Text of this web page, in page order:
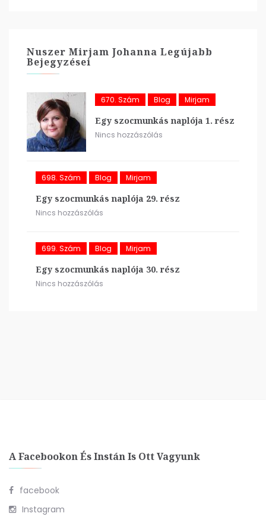
Nuszer Mirjam Johanna Legújabb
Bejegyzései
670. Szám Blog Mirjam
Egy szocmunkás naplója 1. rész
Nincs hozzászólás
698. Szám Blog Mirjam
Egy szocmunkás naplója 29. rész
Nincs hozzászólás
699. Szám Blog Mirjam
Egy szocmunkás naplója 30. rész
Nincs hozzászólás
A Facebookon És Instán Is Ott Vagyunk
facebook
Instagram